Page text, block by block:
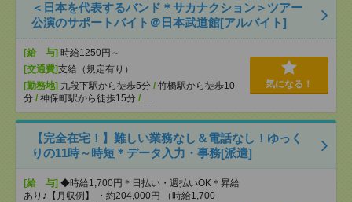
＜日本を代表するバンド＊サカナクション＞ツアー
公演のサポートバイト＠日本武道館[アルバイト]
[給 与] 時給1250円～
[交通費]支給（規定有り）
[勤務地] 九段下駅から徒歩5分 / 竹橋駅から徒歩10
分 / 神保町駅から徒歩15分 / …
気になる！
【完全在宅！】難しい業務なし＆電話なし！ゆっく
りの11時～時短＊データ入力・事務[派遣]
[給 与] ◆時給1,700円＊日払い・週払いOK＊昇給
あり♪【月収例】 ・約204,000円 （時給1,700